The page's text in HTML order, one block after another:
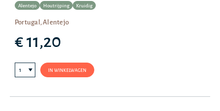
Alentejo Houtrijping Kruidig
Portugal, Alentejo
€ 11,20
IN WINKELWAGEN